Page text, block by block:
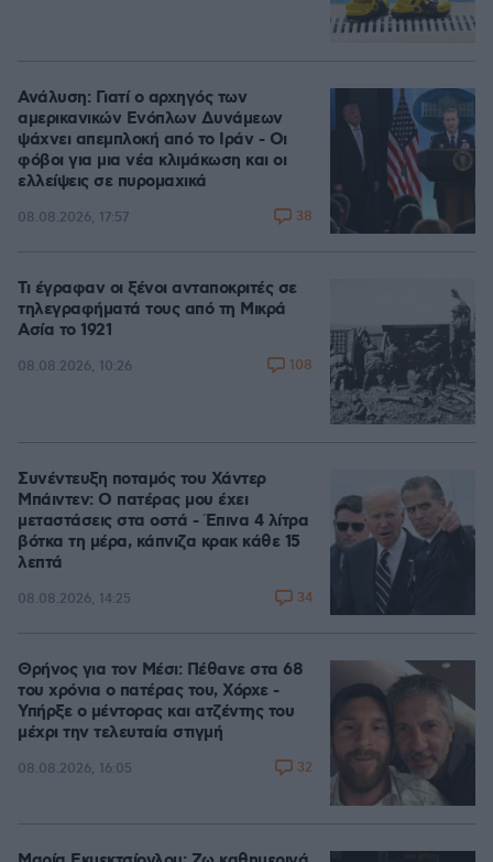
Ανάλυση: Γιατί ο αρχηγός των
αμερικανικών Ενόπλων Δυνάμεων
ψάχνει απεμπλοκή από το Ιράν - Οι
φόβοι για μια νέα κλιμάκωση και οι
ελλείψεις σε πυρομαχικά
08.08.2026, 17:57 38
Τι έγραφαν οι ξένοι ανταποκριτές σε
τηλεγραφήματά τους από τη Μικρά
Ασία το 1921
08.08.2026, 10:26 108
Συνέντευξη ποταμός του Χάντερ
Μπάιντεν: Ο πατέρας μου έχει
μεταστάσεις στα οστά - Έπινα 4 λίτρα
βότκα τη μέρα, κάπνιζα κρακ κάθε 15
λεπτά
08.08.2026, 14:25 34
Θρήνος για τον Μέσι: Πέθανε στα 68
του χρόνια ο πατέρας του, Χόρχε -
Υπήρξε ο μέντορας και ατζέντης του
μέχρι την τελευταία στιγμή
08.08.2026, 16:05 32